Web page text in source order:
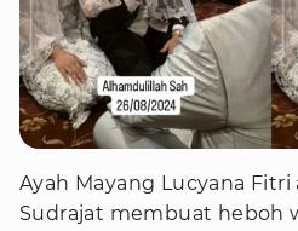
Ayah Mayang Lucyana Fitri
Sudrajat membuat heboh